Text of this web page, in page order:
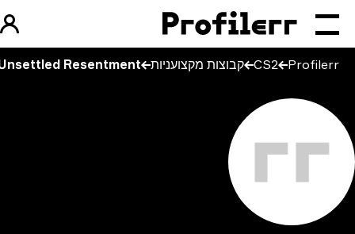
Profilerr
CS2 קבוצות מקצועניות Unsettled Resentment